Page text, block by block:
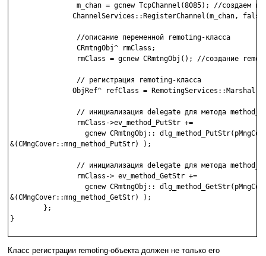
m_chan = gcnew TcpChannel(8085); //создаем
ChannelServices::RegisterChannel(m_chan, false);
//описание переменной remoting-класса
CRmtngObj^ rmClass;
rmClass = gcnew CRmtngObj(); //создание
// регистрация remoting-класса
ObjRef^ refClass =
// инициализация delegate для метода
rmClass->ev_method_PutStr +=
gcnew CRmtngObj::
&(CMngCover::mng_method_PutStr) );
// инициализация delegate для метода
rmClass-> ev_method_GetStr +=
gcnew CRmtngObj::
&(CMngCover::mng_method_GetStr) );
};
}
Класс регистрации remoting-объекта должен не только его